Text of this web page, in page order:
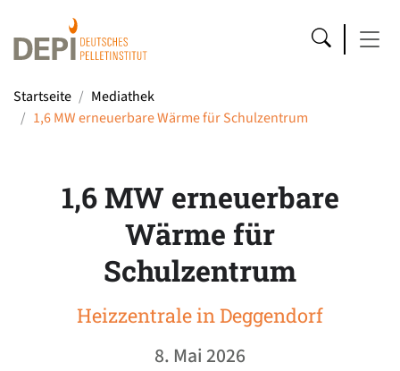
Startseite
Mediathek
1,6 MW erneuerbare Wärme für Schulzentrum
1,6 MW erneuerbare
Wärme für
Schulzentrum
Heizzentrale in Deggendorf
8. Mai 2026